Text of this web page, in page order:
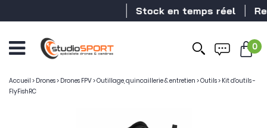
Stock en temps réel
0
Accueil > Drones> Drones FPV>Outillage, quincaillerie & entretien >Outils> Kit d'outils -
FlyFishRC